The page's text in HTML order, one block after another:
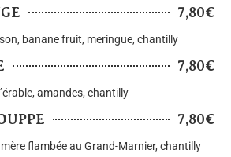
7,80€
banane fruit, meringue, chantilly
7,80€
amandes, chantilly
7,80€
flambée au Grand-Marnier, chantilly